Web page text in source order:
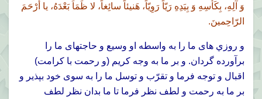
وَ آلِهِ، بِكَأْسِهِ وَ بِيَدِهِ رَيّاً رَوِيّاً، هَنيئاً سائِغاً، لا ظَمَاَ بَعْدَهُ، يا أَرْحَمَ
الرّاحِمينَ.
و روزي هاى ما را به واسطه او وسيع و حاجتهاى ما را
برآورده گردان. و بر ما به وجه كريم (و رحمت با كرامت)
اقبال و توجه فرما و تقرّب و توسل ما را به سوى خود بپذير و
بر ما به رحمت و لطف نظر فرما تا ما بدان نظر لطف